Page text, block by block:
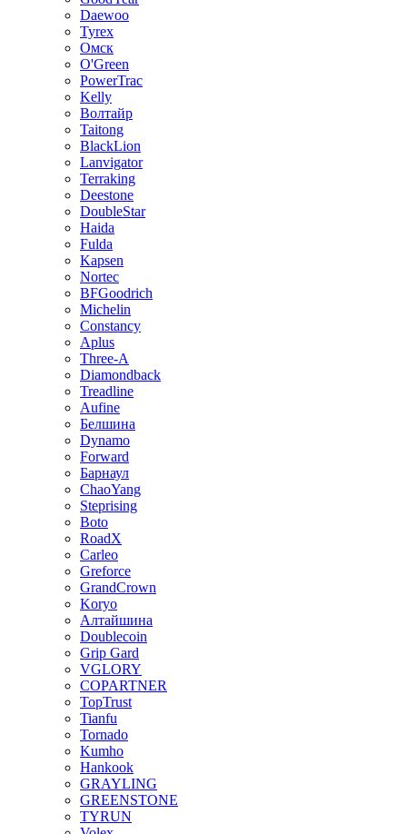
Daewoo
Tyrex
Омск
O'Green
PowerTrac
Kelly
Волтайр
Taitong
BlackLion
Lanvigator
Terraking
Deestone
DoubleStar
Haida
Fulda
Kapsen
Nortec
BFGoodrich
Michelin
Constancy
Aplus
Three-A
Diamondback
Treadline
Aufine
Белшина
Dynamo
Forward
Барнаул
ChaoYang
Steprising
Boto
RoadX
Carleo
Greforce
GrandCrown
Koryo
Алтайшина
Doublecoin
Grip Gard
VGLORY
COPARTNER
TopTrust
Tianfu
Tornado
Kumho
Hankook
GRAYLING
GREENSTONE
TYRUN